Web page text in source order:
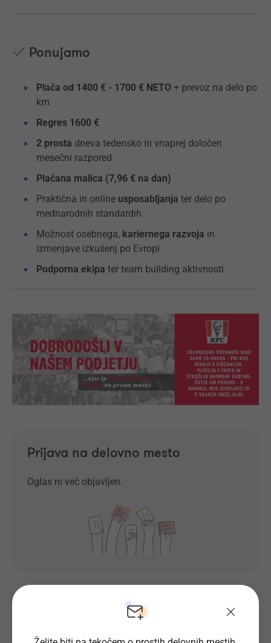
Ponujamo
Plača od 1400 € - 1700 € NETO + prevoz na delo po
km
Regres 1600 €
2 prosta dneva tedensko in vnaprej določen
mesečni razpored
Plačana malica (7,96 € na dan)
Praktična in online usposabljanja ter delo po
mednarodnih standardih
Možnost osebnega, kariernega razvoja in
izmenjave izkušenj po Evropi
Podporna ekipa ter team building aktivnosti
Prijava na delovno mesto
Oglas ni več objavljen.
Prosta delovna mesta direktno na